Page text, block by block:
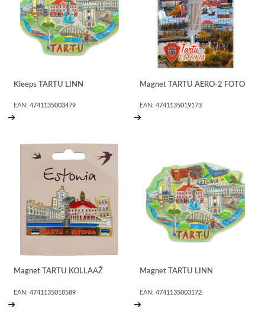
Kleeps TARTU LINN
EAN:4741135003479
➔
Magnet TARTU AERO-2 FOTO
EAN:4741135019173
➔
Magnet TARTU KOLLAAŽ
EAN:4741135018589
➔
Magnet TARTU LINN
EAN:4741135003172
➔